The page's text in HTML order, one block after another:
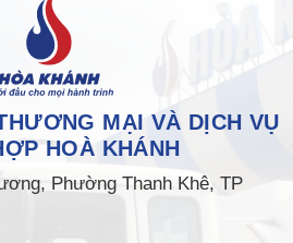
MẠI VÀ DỊCH VỤ
HOÀ KHÁNH
Phường Thanh Khê, TP